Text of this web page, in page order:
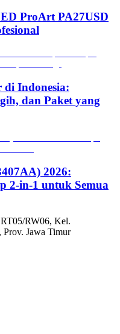
ProArt PA27USD
di Indonesia:
dan Paket yang
2026:
2-in-1 untuk Semua
RW06, Kel.
Jawa Timur